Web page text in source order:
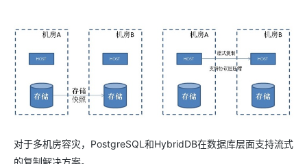
对于多机房容灾，PostgreSQL和HybridDB在数据库层面支持流式